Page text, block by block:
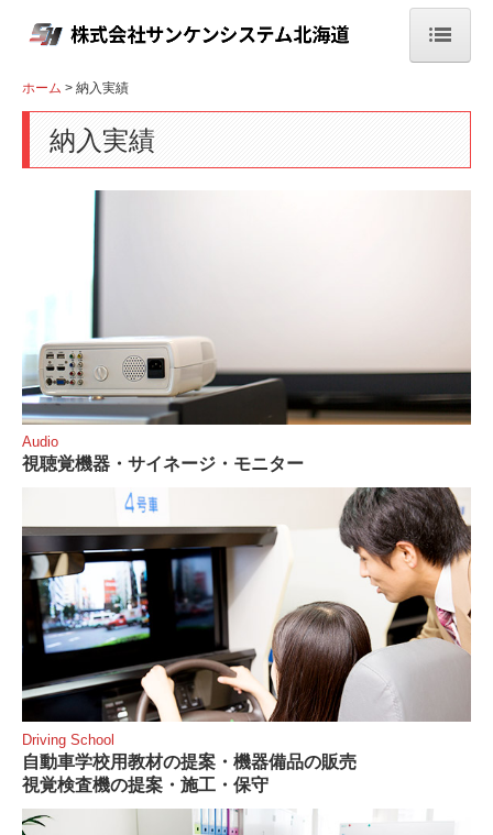
ホーム
会社案内
自動車学校用教材
教育商品・学校教材
オフィス環境
納入実績
視聴覚機器・サイネージ・モニター
自動車学校用教材
IT環境の提案・OA機器販売／保守
学研商品・学校教材
オフィス環境
お問合せ
ホーム 納入実績
納入実績
Audio
視聴覚機器・サイネージ・モニター
Driving School
自動車学校用教材の提案・機器備品の販売
視覚検査機の提案・施工・保守